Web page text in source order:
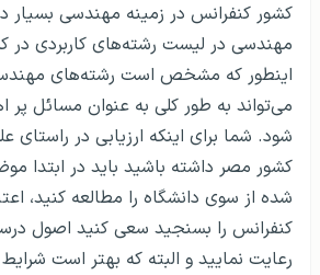
کشور کنفرانس در زمینه مهندسی بسیار
مهندسی در لیست رشته‌های کاربردی
اینطور که مشخص است رشته‌های
می‌تواند به طور کلی به عنوان مسائل
شود. شما برای اینکه ارزیابی در راستای
کشور مصر داشته باشید باید در ابتدا
شده از سوی دانشگاه را مطالعه کنید،
کنفرانس را بسنجید سعی کنید اصول
رعایت نمایید و البته که بهتر است